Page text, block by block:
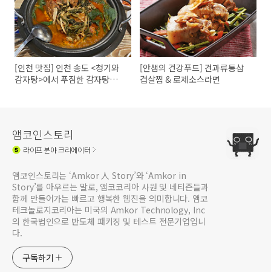
[인천 맛집] 인천 송도 <청기와
감자탕>에서 푸짐한 감자탕을
[안샘의 건강푸드] 견과류통삼
겹살찜 & 로제소스라면
앰코인스토리
라이프분야 크리에이터
앰코인스토리는 ‘Amkor 人 Story’와 ‘Amkor in
Story’를 아우르는 말로, 앰코코리아 사원 및 네티즌들과
함께 만들어가는 빠르고 행복한 웹진을 의미합니다. 앰코
테크놀로지코리아는 미국의 Amkor Technology, Inc
의 한국법인으로 반도체 패키징 및 테스트 전문기업입니
다.
구독하기